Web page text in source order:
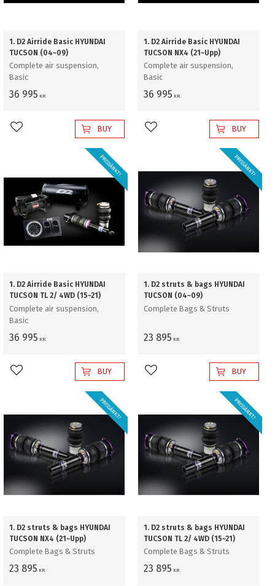
1. D2 Airride Basic HYUNDAI
TUCSON (04~09)
Complete air suspension,
Basic
36 995 KR
Add to favorites BUY
1. D2 Airride Basic HYUNDAI
TUCSON NX4 (21~Upp)
Complete air suspension,
Basic
36 995 KR
Add to favorites BUY
1. D2 Airride Basic HYUNDAI
TUCSON TL 2/ 4WD (15~21)
Complete air suspension,
Basic
36 995 KR
PRISSÄNKT!
Add to favorites BUY
1. D2 struts & bags HYUNDAI
TUCSON (04~09)
Complete Bags & Struts
23 895 KR
PRISSÄNKT!
Add to favorites BUY
1. D2 struts & bags HYUNDAI
TUCSON NX4 (21~Upp)
Complete Bags & Struts
23 895 KR
PRISSÄNKT!
1. D2 struts & bags HYUNDAI
TUCSON TL 2/ 4WD (15~21)
Complete Bags & Struts
23 895 KR
PRISSÄNKT!